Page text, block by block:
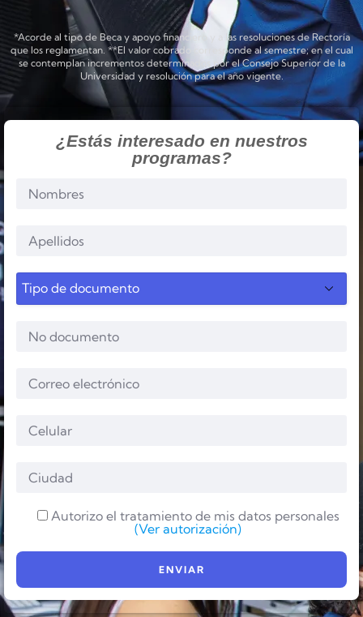
*Acorde al tipo de Beca y apoyo financiero y a las resoluciones de Rectoría
que los reglamentan. **El valor cobrado corresponde al semestre; en el cual
se contemplan incrementos determinados por el Consejo Superior de la
Universidad y resolución para el año vigente.
¿Estás interesado en nuestros
programas?
Autorizo el tratamiento de mis datos personales
(Ver autorización)